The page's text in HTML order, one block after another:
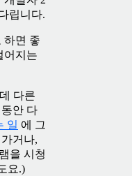
립니다.
하면 좋
어지는
다른
안 다
일 에 그
거나,
을 시청
요.)